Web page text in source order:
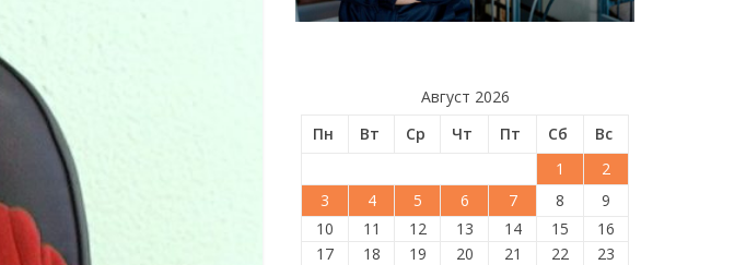
Август 2026
Пн
Вт Ср Чт Пт Сб
Вс
1
2
3
4 5 6 7 8
9
10
11 12 13 14 15
16
17
18 19 20 21 22
23